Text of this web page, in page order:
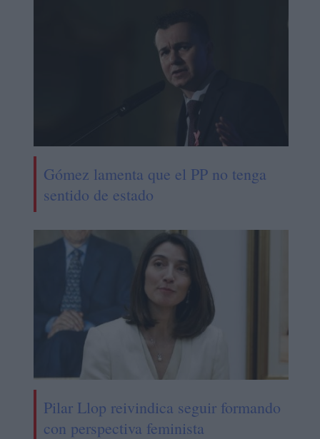
Gómez lamenta que el PP no tenga
sentido de estado
Pilar Llop reivindica seguir formando
con perspectiva feminista